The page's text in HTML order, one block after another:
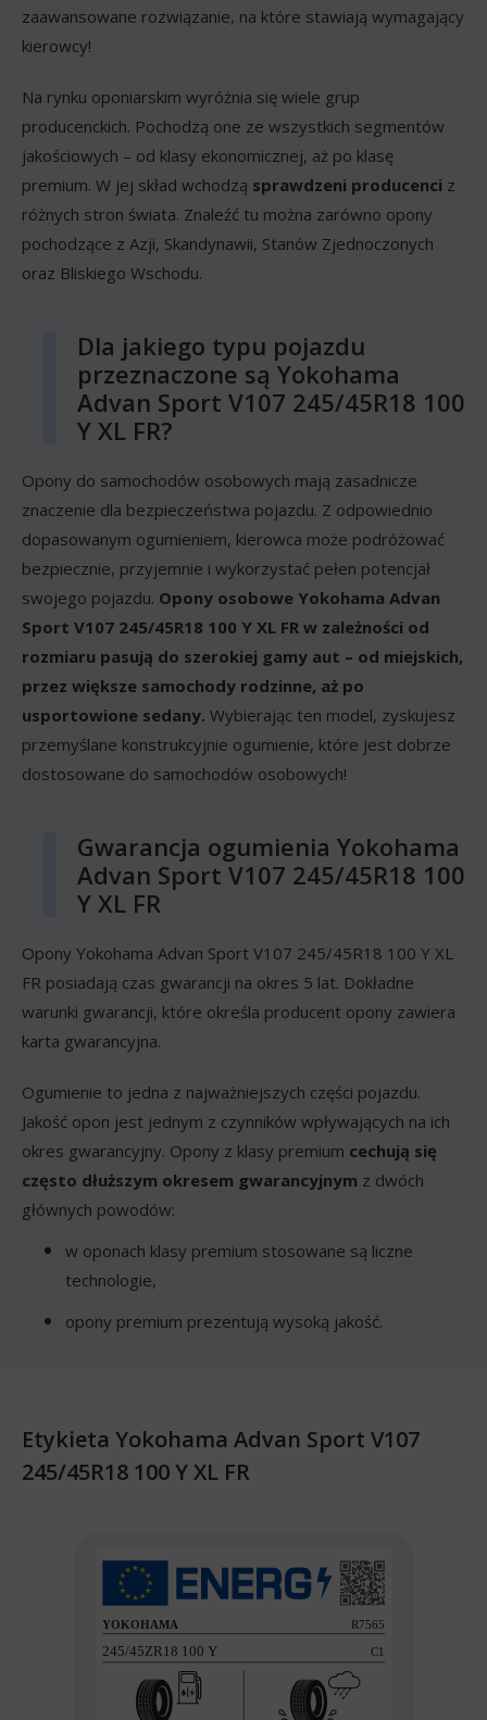
zaawansowane rozwiązanie, na które stawiają wymagający
kierowcy!
Na rynku oponiarskim wyróżnia się wiele grup
producenckich. Pochodzą one ze wszystkich segmentów
jakościowych – od klasy ekonomicznej, aż po klasę
premium. W jej skład wchodzą sprawdzeni producenci z
różnych stron świata. Znaleźć tu można zarówno opony
pochodzące z Azji, Skandynawii, Stanów Zjednoczonych
oraz Bliskiego Wschodu.
Dla jakiego typu pojazdu
przeznaczone są Yokohama
Advan Sport V107 245/45R18 100
Y XL FR?
Opony do samochodów osobowych mają zasadnicze
znaczenie dla bezpieczeństwa pojazdu. Z odpowiednio
dopasowanym ogumieniem, kierowca może podróżować
bezpiecznie, przyjemnie i wykorzystać pełen potencjał
swojego pojazdu. Opony osobowe Yokohama Advan
Sport V107 245/45R18 100 Y XL FR w zależności od
rozmiaru pasują do szerokiej gamy aut – od miejskich,
przez większe samochody rodzinne, aż po
usportowione sedany. Wybierając ten model, zyskujesz
przemyślane konstrukcyjnie ogumienie, które jest dobrze
dostosowane do samochodów osobowych!
Gwarancja ogumienia Yokohama
Advan Sport V107 245/45R18 100
Y XL FR
Opony Yokohama Advan Sport V107 245/45R18 100 Y XL
FR posiadają czas gwarancji na okres 5 lat. Dokładne
warunki gwarancji, które określa producent opony zawiera
karta gwarancyjna.
Ogumienie to jedna z najważniejszych części pojazdu.
Jakość opon jest jednym z czynników wpływających na ich
okres gwarancyjny. Opony z klasy premium cechują się
często dłuższym okresem gwarancyjnym z dwóch
głównych powodów:
w oponach klasy premium stosowane są liczne
technologie,
opony premium prezentują wysoką jakość.
Etykieta Yokohama Advan Sport V107
245/45R18 100 Y XL FR